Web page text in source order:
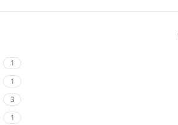
1
1
3
1